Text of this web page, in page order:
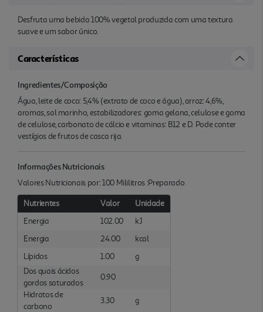
Desfruta uma bebida 100% vegetal produzida com uma textura
suave e um sabor único.
Características
Ingredientes/Composição
Água, leite de coco: 5,4% (extrato de coco e água), arroz: 4,6%,
aromas, sal marinho, estabilizadores: goma gelana, celulose e goma
de celulose, carbonato de cálcio e vitaminas: B12 e D. Pode conter
vestígios de frutos de casca rija.
Informações Nutricionais
Valores Nutricionais por: 100 Mililitros :Preparado
Nutrientes Valor
Unidade
Energia
102.00
kJ
Energia
24.00
kcal
Lípidos
1.00
g
Dos quais ácidos
gordos saturados
0.90
Hidratos de
carbono
3.30 g